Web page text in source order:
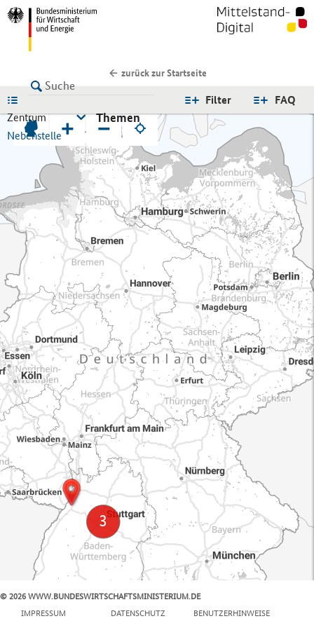
zurück zur Startseite
FAQ
Filter
Zentrum
Nebenstelle
Themen
+ −
© 2026 WWW.BUNDESWIRTSCHAFTSMINISTERIUM.DE
IMPRESSUM
DATENSCHUTZ BENUTZERHINWEISE